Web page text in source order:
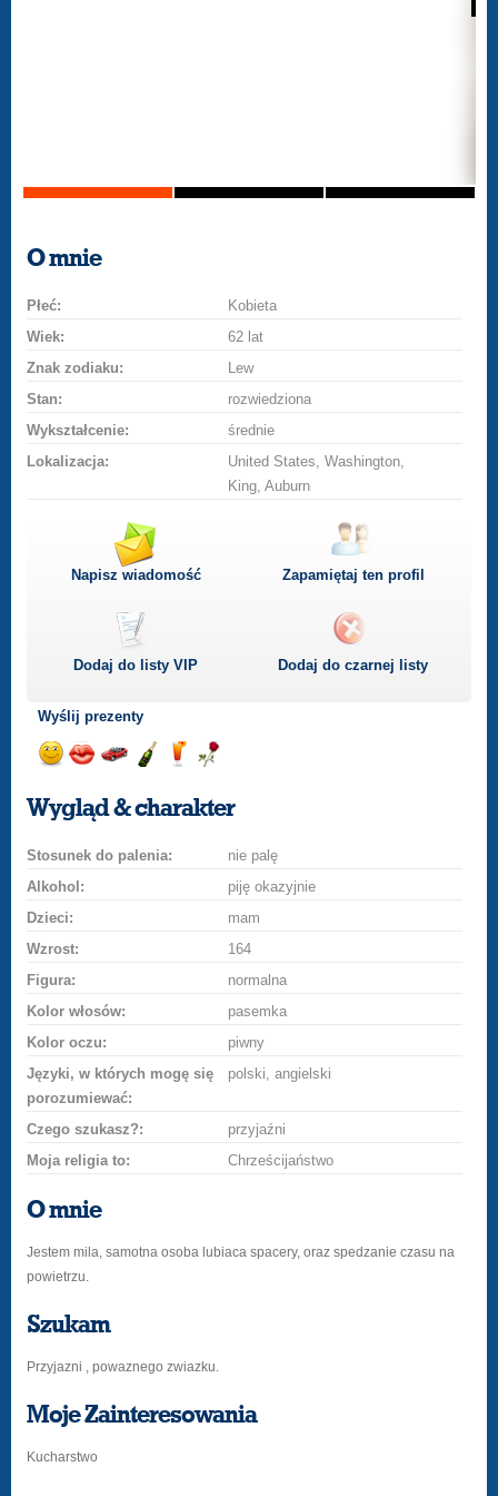
O mnie
Płeć:
Kobieta
Wiek:
62 lat
Znak zodiaku:
Lew
Stan:
rozwiedziona
Wykształcenie:
średnie
Lokalizacja:
United States, Washington,
King, Auburn
Napisz wiadomość Zapamiętaj ten profil
Dodaj do listyVIP Dodaj do czarnej listy
Wyślij prezenty
uśmiech
buziakasamochodem
szampana
drinka
różę
Wygląd & charakter
Stosunek do palenia:
nie palę
Alkohol:
piję okazyjnie
Dzieci:
mam
Wzrost:
164
Figura:
normalna
Kolor włosów:
pasemka
Kolor oczu:
piwny
Języki, w których mogę się
porozumiewać:
polski, angielski
Czego szukasz?:
przyjaźni
Moja religia to:
Chrześcijaństwo
O mnie
Jestem mila, samotna osoba lubiaca spacery, oraz spedzanie czasu na
powietrzu.
Szukam
Przyjazni , powaznego zwiazku.
Moje Zainteresowania
Kucharstwo